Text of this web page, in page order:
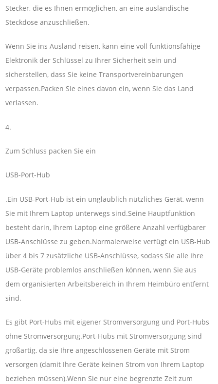
Stecker, die es Ihnen ermöglichen, an eine ausländische
Steckdose anzuschließen.
Wenn Sie ins Ausland reisen, kann eine voll funktionsfähige
Elektronik der Schlüssel zu Ihrer Sicherheit sein und
sicherstellen, dass Sie keine Transportvereinbarungen
verpassen.Packen Sie eines davon ein, wenn Sie das Land
verlassen.
4.
Zum Schluss packen Sie ein
USB-Port-Hub
.Ein USB-Port-Hub ist ein unglaublich nützliches Gerät, wenn
Sie mit Ihrem Laptop unterwegs sind.Seine Hauptfunktion
besteht darin, Ihrem Laptop eine größere Anzahl verfügbarer
USB-Anschlüsse zu geben.Normalerweise verfügt ein USB-Hub
über 4 bis 7 zusätzliche USB-Anschlüsse, sodass Sie alle Ihre
USB-Geräte problemlos anschließen können, wenn Sie aus
dem organisierten Arbeitsbereich in Ihrem Heimbüro entfernt
sind.
Es gibt Port-Hubs mit eigener Stromversorgung und Port-Hubs
ohne Stromversorgung.Port-Hubs mit Stromversorgung sind
großartig, da sie Ihre angeschlossenen Geräte mit Strom
versorgen (damit Ihre Geräte keinen Strom von Ihrem Laptop
beziehen müssen).Wenn Sie nur eine begrenzte Zeit zum